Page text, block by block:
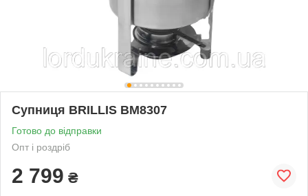
Супниця BRILLIS BM8307
Готово до відправки
Опт і роздріб
2 799 ₴